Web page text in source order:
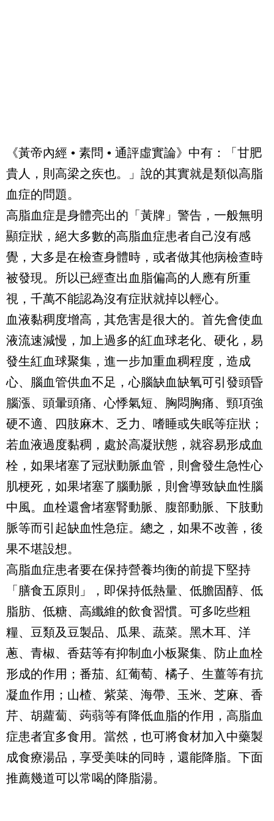
《黃帝內經 • 素問 • 通評虛實論》中有：「甘肥
貴人，則高梁之疾也。」說的其實就是類似高脂
血症的問題。
高脂血症是身體亮出的「黃牌」警告，一般無明
顯症狀，絕大多數的高脂血症患者自己沒有感
覺，大多是在檢查身體時，或者做其他病檢查時
被發現。所以已經查出血脂偏高的人應有所重
視，千萬不能認為沒有症狀就掉以輕心。
血液黏稠度增高，其危害是很大的。首先會使血
液流速減慢，加上過多的紅血球老化、硬化，易
發生紅血球聚集，進一步加重血稠程度，造成
心、腦血管供血不足，心腦缺血缺氧可引發頭昏
腦漲、頭暈頭痛、心悸氣短、胸悶胸痛、頸項強
硬不適、四肢麻木、乏力、嗜睡或失眠等症狀；
若血液過度黏稠，處於高凝狀態，就容易形成血
栓，如果堵塞了冠狀動脈血管，則會發生急性心
肌梗死，如果堵塞了腦動脈，則會導致缺血性腦
中風。血栓還會堵塞腎動脈、腹部動脈、下肢動
脈等而引起缺血性急症。總之，如果不改善，後
果不堪設想。
高脂血症患者要在保持營養均衡的前提下堅持
「膳食五原則」，即保持低熱量、低膽固醇、低
脂肪、低糖、高纖維的飲食習慣。可多吃些粗
糧、豆類及豆製品、瓜果、蔬菜。黑木耳、洋
蔥、青椒、香菇等有抑制血小板聚集、防止血栓
形成的作用；番茄、紅葡萄、橘子、生薑等有抗
凝血作用；山楂、紫菜、海帶、玉米、芝麻、香
芹、胡蘿蔔、蒟蒻等有降低血脂的作用，高脂血
症患者宜多食用。當然，也可將食材加入中藥製
成食療湯品，享受美味的同時，還能降脂。下面
推薦幾道可以常喝的降脂湯。